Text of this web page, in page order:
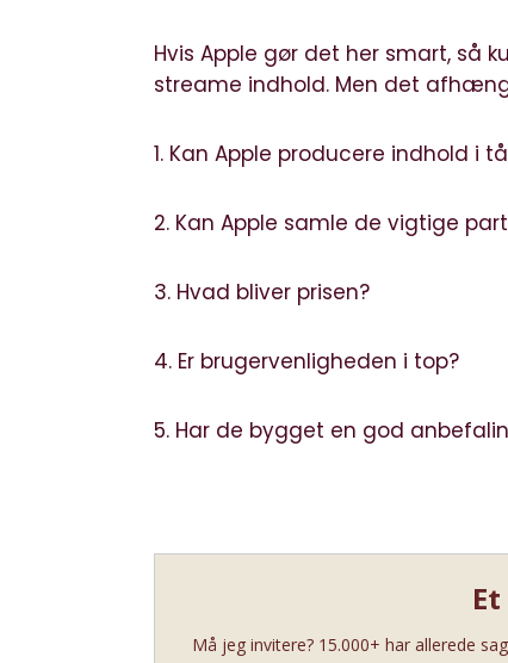
Hvis Apple gør det her smart, så
streame indhold. Men det
1. Kan Apple producere indhold i
2. Kan Apple samle de vigtige
3. Hvad bliver prisen?
4. Er brugervenligheden i top?
5. Har de bygget en god